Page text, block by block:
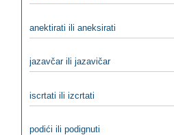
anektirati ili aneksirati
jazavčar ili jazavičar
iscrtati ili izcrtati
podići ili podignuti